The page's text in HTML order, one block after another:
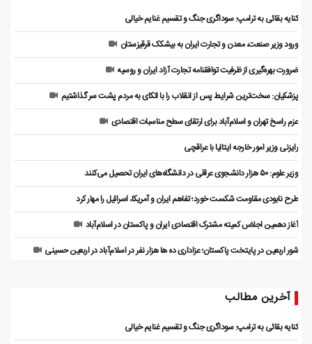
کنایه بقائی به ترامپ: سوداگری جنگ و تقسیم غنایم خیالی
ورود وزیر صنعت، معدن و تجارت ایران به بیشکک قرقیزستان
ضرورت بهره‌گیری از ظرفیت توافقنامه تجارت آزاد ایران و روسیه
پزشکیان: سخت‌ترین شرایط پس از انقلاب را با اتکای به مردم پشت سر گذاشتیم
عزم راسخ تهران و اسلام‌آباد برای ارتقای سطح مناسبات اقتصادی
رایزنی وزیر امور خارجه ایتالیا با عراقچی
وزیر علوم: ۵۰ هزار دانشجوی عراقی در دانشگاه‌های ایران تحصیل می‌کنند
طرح نابودی مقاومت شکست خورد؛ تفاهم ایران و آمریکا، اسرائیل را مهار کرد
آغاز دهمین اجلاس کمیته مشترک اقتصادی ایران و پاکستان در اسلام‌آباد
شور اربعین در پایتخت پاکستان؛ عزاداری ده ها هزار نفر در اسلام‌آباد در اربعین حسینی
آخرین مطالب
کنایه بقائی به ترامپ: سوداگری جنگ و تقسیم غنایم خیالی